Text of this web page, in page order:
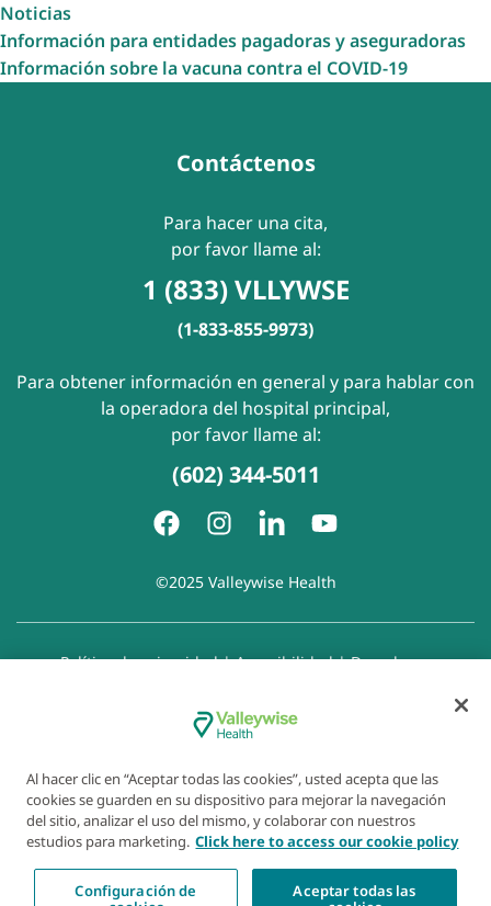
Noticias
Información para entidades pagadoras y aseguradoras
Información sobre la vacuna contra el COVID-19
Contáctenos
Para hacer una cita,
por favor llame al:
1 (833) VLLYWSE
(1-833-855-9973)
Para obtener información en general y para hablar con
la operadora del hospital principal,
por favor llame al:
(602) 344-5011
©2025 Valleywise Health
Política de privacidad|Accesibilidad|Derechos y
Aviso de Prohibición de la Discriminación
Exención de responsabilidad con respecto a sitios web
Al hacer clic en “Aceptar todas las cookies”, usted acepta que las
cookies se guarden en su dispositivo para mejorar la navegación
del sitio, analizar el uso del mismo, y colaborar con nuestros
estudios para marketing. Click here to access our cookie policy
Configuración de
Aceptar todas las